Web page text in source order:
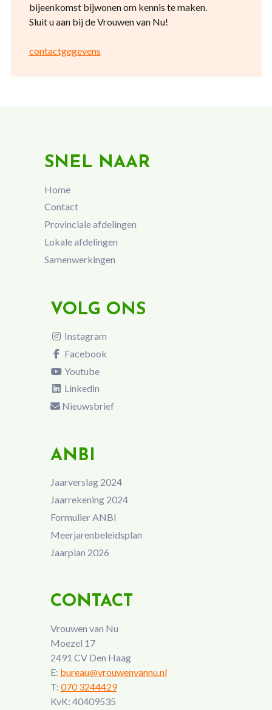
bijeenkomst bijwonen om kennis te maken.
Sluit u aan bij de Vrouwen van Nu!
contactgegevens
SNEL NAAR
Home
Contact
Provinciale afdelingen
Lokale afdelingen
Samenwerkingen
VOLG ONS
Instagram
Facebook
Youtube
Linkedin
Nieuwsbrief
ANBI
Jaarverslag 2024
Jaarrekening 2024
Formulier ANBI
Meerjarenbeleidsplan
Jaarplan 2026
CONTACT
Vrouwen van Nu
Moezel 17
2491 CV Den Haag
E: bureau@vrouwenvannu.nl
T: 070 3244429
KvK: 40409535